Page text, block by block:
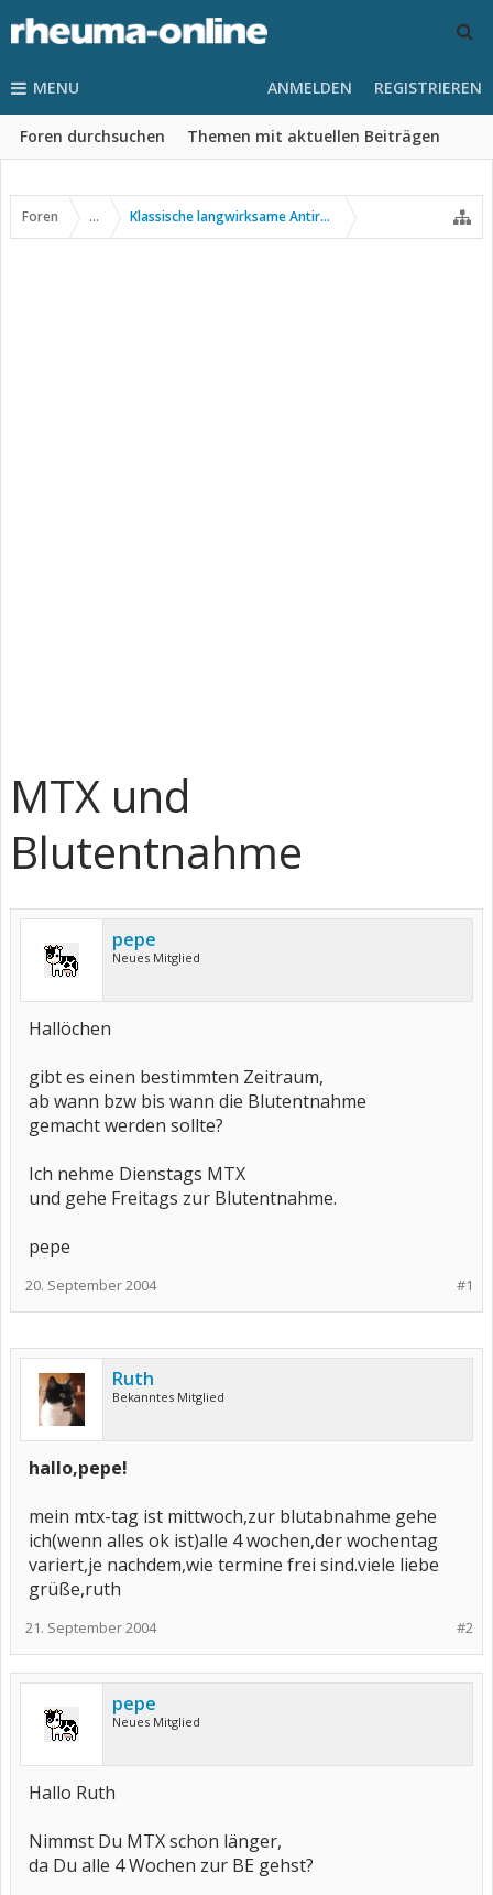
MENU
Foren durchsuchen Themen mit aktuellen Beiträgen
ANMELDEN REGISTRIEREN
Foren ... Klassische langwirksame Antirheumatika
MTX und
Blutentnahme
pepe
Neues Mitglied
Hallöchen
gibt es einen bestimmten Zeitraum,
ab wann bzw bis wann die Blutentnahme
gemacht werden sollte?
Ich nehme Dienstags MTX
und gehe Freitags zur Blutentnahme.
pepe
#1
20. September 2004
Ruth
Bekanntes Mitglied
hallo,pepe!
mein mtx-tag ist mittwoch,zur blutabnahme gehe
ich(wenn alles ok ist)alle 4 wochen,der wochentag
variert,je nachdem,wie termine frei sind.viele liebe
grüße,ruth
#2
21. September 2004
pepe
Neues Mitglied
Hallo Ruth
Nimmst Du MTX schon länger,
da Du alle 4 Wochen zur BE gehst?